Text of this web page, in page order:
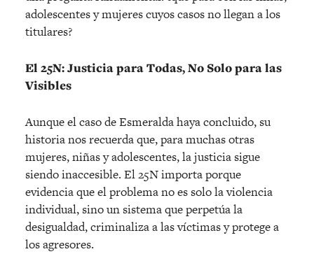
adolescentes y mujeres cuyos casos no llegan a los
titulares?
El 25N: Justicia para Todas, No Solo para las
Visibles
Aunque el caso de Esmeralda haya concluido, su
historia nos recuerda que, para muchas otras
mujeres, niñas y adolescentes, la justicia sigue
siendo inaccesible. El 25N importa porque
evidencia que el problema no es solo la violencia
individual, sino un sistema que perpetúa la
desigualdad, criminaliza a las víctimas y protege a
los agresores.